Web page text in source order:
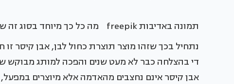
תמונה באדיבות freepik מה כל כך מיוחד בסוג זה של משטח?
נתחיל בכך שזהו מוצר תוצרת כחול לבן, אבן קיסר
די בהצלחה כבר לא מעט שנים והפכה למותג מבוקש
אבן קיסר אינם נחצבים מהאדמה אלא מיוצרים